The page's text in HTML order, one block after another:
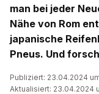
man bei jeder
Nähe von Rom
japanische
Pneus. Und
Publiziert: 23.04.2024
Aktualisiert: 23.04.2024